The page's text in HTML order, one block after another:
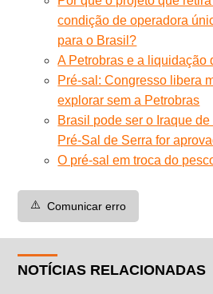
condição de operadora
para o Brasil?
A Petrobras e a liquidação
Pré-sal: Congresso libera
explorar sem a Petrobras
Brasil pode ser o Iraque
Pré-Sal de Serra for
O pré-sal em troca do
⚠️ Comunicar erro
NOTÍCIAS RELACIONADAS